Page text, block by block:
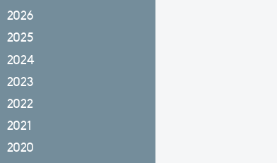
2026
2025
2024
2023
2022
2021
2020